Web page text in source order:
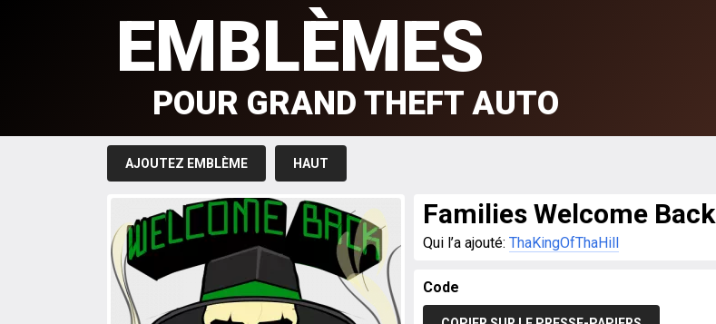
EMBLÈMES
POUR GRAND THEFT AUTO
AJOUTEZ EMBLÈME HAUT
Families Welcome Back
Qui l’a ajouté: ThaKingOfThaHill
Code